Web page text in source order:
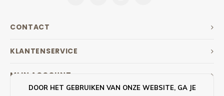
CONTACT
KLANTENSERVICE
MIJN ACCOUNT
DOOR HET GEBRUIKEN VAN ONZE WEBSITE, GA JE